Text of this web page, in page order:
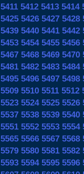
5411 5412 5413 5414
5425 5426 5427 5428
5439 5440 5441 5442
5453 5454 5455 5456
5467 5468 5469 5470
5481 5482 5483 5484
5495 5496 5497 5498
5509 5510 5511 5512
5523 5524 5525 5526
5537 5538 5539 5540
5551 5552 5553 5554
5565 5566 5567 5568
5579 5580 5581 5582
5593 5594 5595 5596